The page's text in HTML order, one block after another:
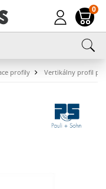
0
profily Vertikálny profil